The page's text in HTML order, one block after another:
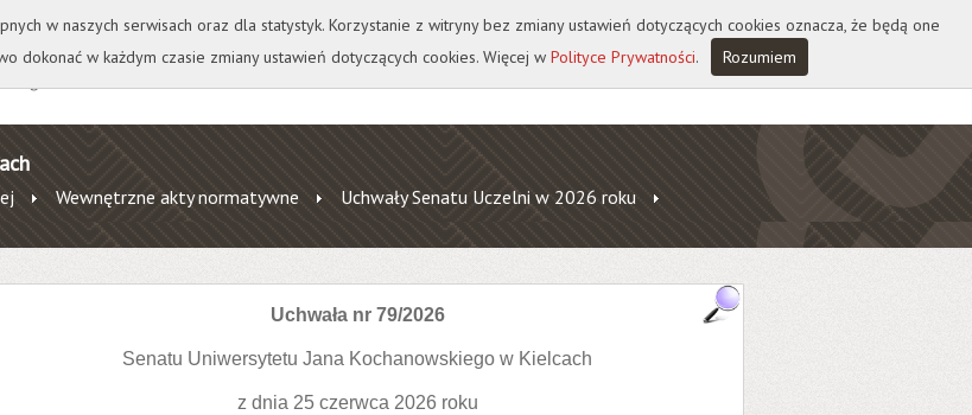
Wirtualna Uczelnia A A A A
Wewnętrzne akty normatywne
Uchwały Senatu Uczelni w 2026 roku
Uchwała nr 79/2026
Senatu Uniwersytetu Jana Kochanowskiego w Kielcach
z dnia 25 czerwca 2026 roku
w naszych serwisach oraz dla statystyk. Korzystanie z witryny bez zmiany ustawień dotyczących cookies oznacza, że będą one
dokonać w każdym czasie zmiany ustawień dotyczących cookies. Więcej w Polityce Prywatności. Rozumiem